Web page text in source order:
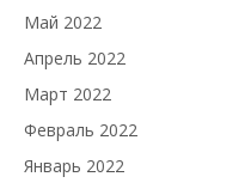
Май 2022
Апрель 2022
Март 2022
Февраль 2022
Январь 2022